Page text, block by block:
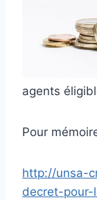
agents
Pour
http://unsa-
decret-